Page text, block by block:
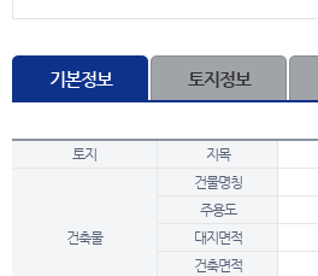
기본정보 토지정보
토지 지목
건축물
건물명칭
주용도
대지면적
건축면적